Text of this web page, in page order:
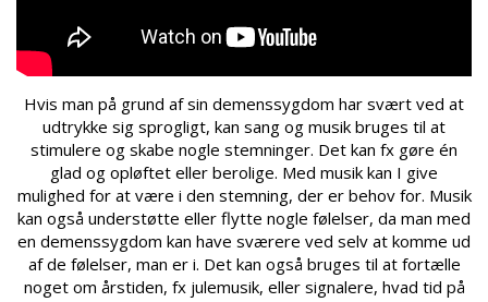
Hvis man på grund af sin demenssygdom har svært ved at
udtrykke sig sprogligt, kan sang og musik bruges til at
stimulere og skabe nogle stemninger. Det kan fx gøre én
glad og opløftet eller berolige. Med musik kan I give
mulighed for at være i den stemning, der er behov for. Musik
kan også understøtte eller flytte nogle følelser, da man med
en demenssygdom kan have sværere ved selv at komme ud
af de følelser, man er i. Det kan også bruges til at fortælle
noget om årstiden, fx julemusik, eller signalere, hvad tid på